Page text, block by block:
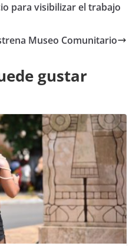
para visibilizar el trabajo
Museo Comunitario
gustar